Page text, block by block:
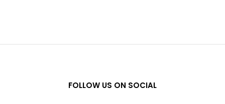
FOLLOW US ON SOCIAL